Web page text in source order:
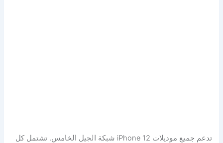
تدعم جميع موديلات iPhone 12 شبكة الجيل الخامس. تشتمل كل